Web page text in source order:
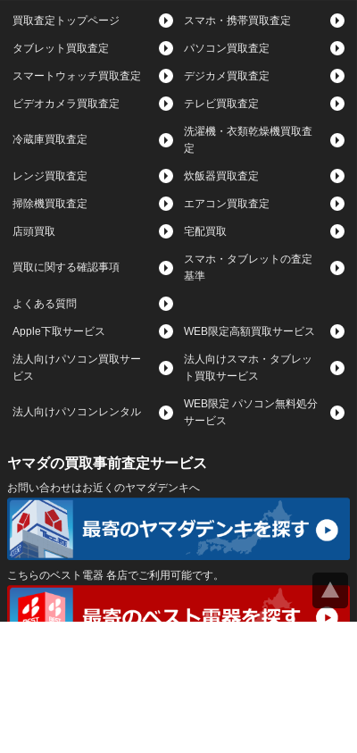
買取査定トップページ スマホ・携帯買取査定
タブレット買取査定 パソコン買取査定
スマートウォッチ買取査定 デジカメ買取査定
ビデオカメラ買取査定 テレビ買取査定
冷蔵庫買取査定
洗濯機・衣類乾燥機買取査
定
レンジ買取査定 炊飯器買取査定
掃除機買取査定 エアコン買取査定
店頭買取 宅配買取
買取に関する確認事項
スマホ・タブレットの査定
基準
よくある質問
Apple下取サービス WEB限定高額買取サービス
法人向けパソコン買取サー
ビス
法人向けスマホ・タブレッ
ト買取サービス
法人向けパソコンレンタル
WEB限定 パソコン無料処分
サービス
ヤマダの買取事前査定サービス
お問い合わせはお近くのヤマダデンキへ
こちらのベスト電器 各店でご利用可能です。